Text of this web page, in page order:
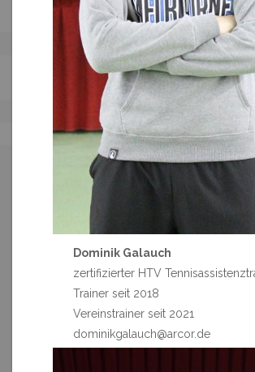
Dominik Galauch
zertifizierter HTV
Trainer seit 2018
Vereinstrainer seit 2021
dominikgalauch@arcor.de